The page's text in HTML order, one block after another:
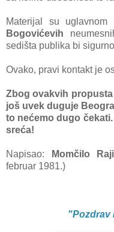
Materijal su
Bogovićevih
sedišta publika bi
Ovako, pravi kontakt je
Zbog ovakvih
još uvek duguje
to nećemo dugo
sreća!
Napisao: Momčilo
februar 1981.)
"Pozdrav